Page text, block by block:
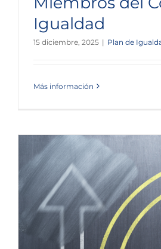
Igualdad
15 diciembre, 2025 | Plan de
Más información